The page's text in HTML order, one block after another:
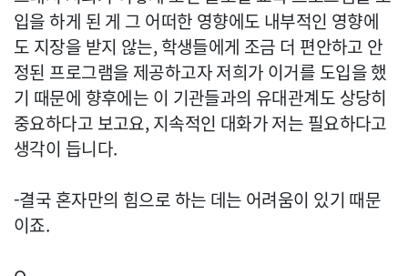
입을 하게 된 게 그 어떠한 영향에도 내부적인 영향에
도 지장을 받지 않는, 학생들에게 조금 더 편안하고 안
정된 프로그램을 제공하고자 저희가 이거를 도입을 했
기 때문에 향후에는 이 기관들과의 유대관계도 상당히
중요하다고 보고요, 지속적인 대화가 저는 필요하다고
생각이 듭니다.
-결국 혼자만의 힘으로 하는 데는 어려움이 있기 때문
이죠.